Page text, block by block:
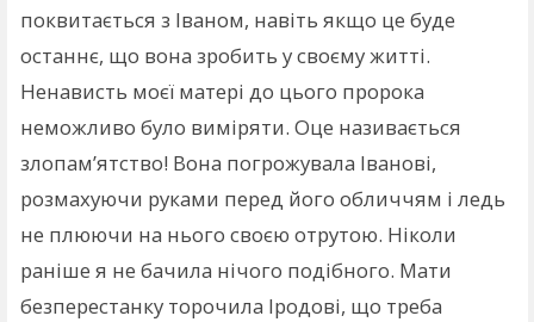
поквитається з Іваном, навіть якщо це буде
останнє, що вона зробить у своєму житті.
Ненависть моєї матері до цього пророка
неможливо було виміряти. Оце називається
злопам’ятство! Вона погрожувала Іванові,
розмахуючи руками перед його обличчям і ледь
не плюючи на нього своєю отрутою. Ніколи
раніше я не бачила нічого подібного. Мати
безперестанку торочила Іродові, що треба